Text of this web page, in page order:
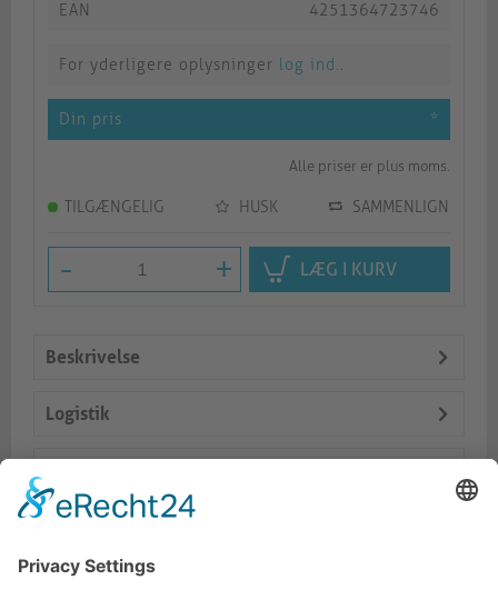
EAN 4251364723746
For yderligere oplysninger log ind..
Din pris *
Alle priser er plus moms.
TILGÆNGELIG HUSK SAMMENLIGN
- + LÆG I KURV
Beskrivelse
Logistik